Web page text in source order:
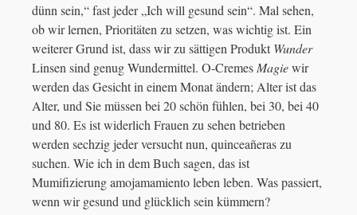
dünn sein,“ fast jeder „Ich will gesund sein“. Mal sehen,
ob wir lernen, Prioritäten zu setzen, was wichtig ist. Ein
weiterer Grund ist, dass wir zu sättigen ProduktWunder
Linsen sind genug Wundermittel. O-Cremes Magiewir
werden das Gesicht in einem Monat ändern; Alter ist das
Alter, und Sie müssen bei 20 schön fühlen, bei 30, bei 40
und 80. Es ist widerlich Frauen zu sehen betrieben
werden sechzig jeder versucht nun, quinceañeras zu
suchen. Wie ich in dem Buch sagen, das ist
Mumifizierung amojamamiento leben leben. Was passiert,
wenn wir gesund und glücklich sein kümmern?